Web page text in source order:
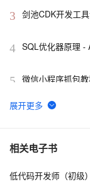
3 剑池CDK开发工
4 SQL优化器原理 -
5 微信小程序抓包
6 又一个项目开源
7 DOS下修改IP地址
8 DOS系统里,分屏
相关电子书
低代码开发师（初级